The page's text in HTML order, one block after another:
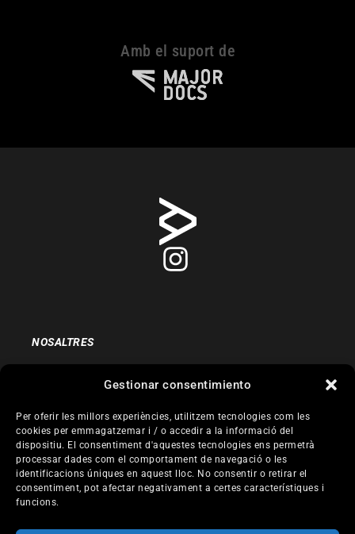
Gestionar consentimiento
Per oferir les millors experiències, utilitzem tecnologies com les
cookies per emmagatzemar i / o accedir a la informació del
dispositiu. El consentiment d'aquestes tecnologies ens permetrà
processar dades com el comportament de navegació o les
identificacions úniques en aquest lloc. No consentir o retirar el
consentiment, pot afectar negativament a certes característiques i
funcions.
Amb el suport de
NOSALTRES
COMUNITAT
NEWSLETTER
CONTACTA